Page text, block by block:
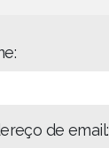
de email: